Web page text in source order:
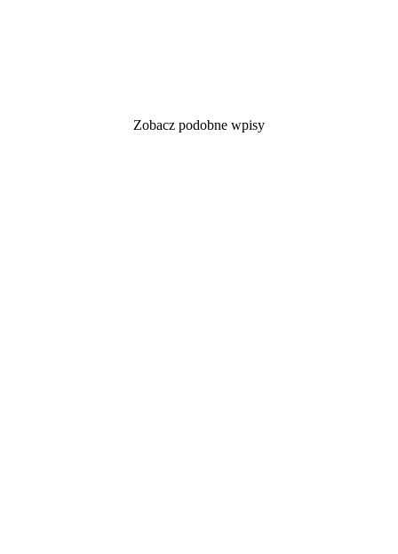
Zobacz podobne wpisy